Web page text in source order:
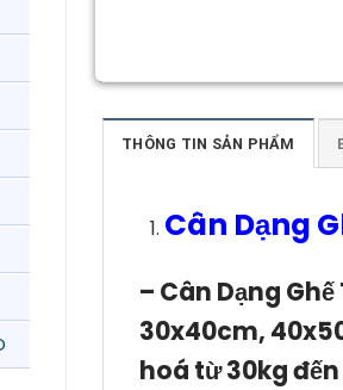
THÔNG TIN SẢN PHẨM
Cân Dạng
– Cân Dạng Ghế
30x40cm,
hoá từ 30kg